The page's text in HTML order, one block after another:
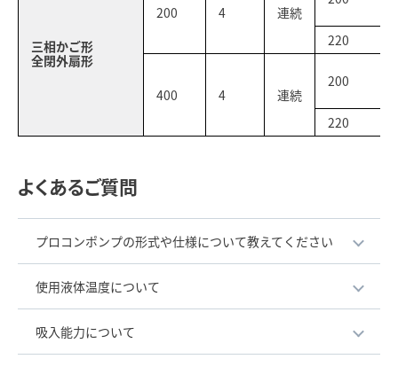
三相かご形
全閉外扇形
200 4 連続
220
400 4 連続
200
220
よくあるご質問
プロコンポンプの形式や仕様について教えてください
使用液体温度について
吸入能力について